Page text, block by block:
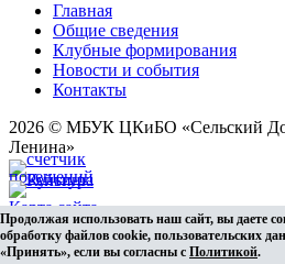
Главная
Общие сведения
Клубные формирования
Новости и события
Контакты
2026 © МБУК ЦКиБО «Сельский
Ленина»
Карта сайта
Разработка сайта
Продолжая использовать наш сайт, вы даете
обработку файлов cookie, пользовательских
«Принять», если вы согласны с Политикой.